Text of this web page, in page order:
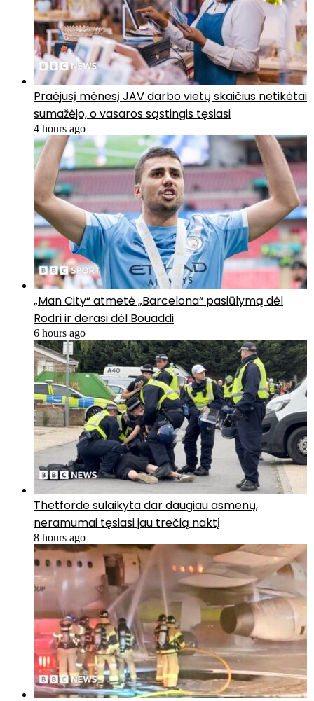
Praėjusį mėnesį JAV darbo vietų skaičius netikėtai
sumažėjo, o vasaros sąstingis tęsiasi
4 hours ago
„Man City“ atmetė „Barcelona“ pasiūlymą dėl
Rodri ir derasi dėl Bouaddi
6 hours ago
Thetforde sulaikyta dar daugiau asmenų,
neramumai tęsiasi jau trečią naktį
8 hours ago